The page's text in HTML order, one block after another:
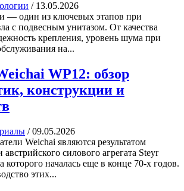
/ 13.05.2026
— один из ключевых этапов при
с подвесным унитазом. От качества
крепления, уровень шума при
на...
WP12: обзор
конструкции и
/09.05.2026
Weichai являются результатом
силового агрегата Steyr
которого началась еще в конце 70-х годов.
этих...